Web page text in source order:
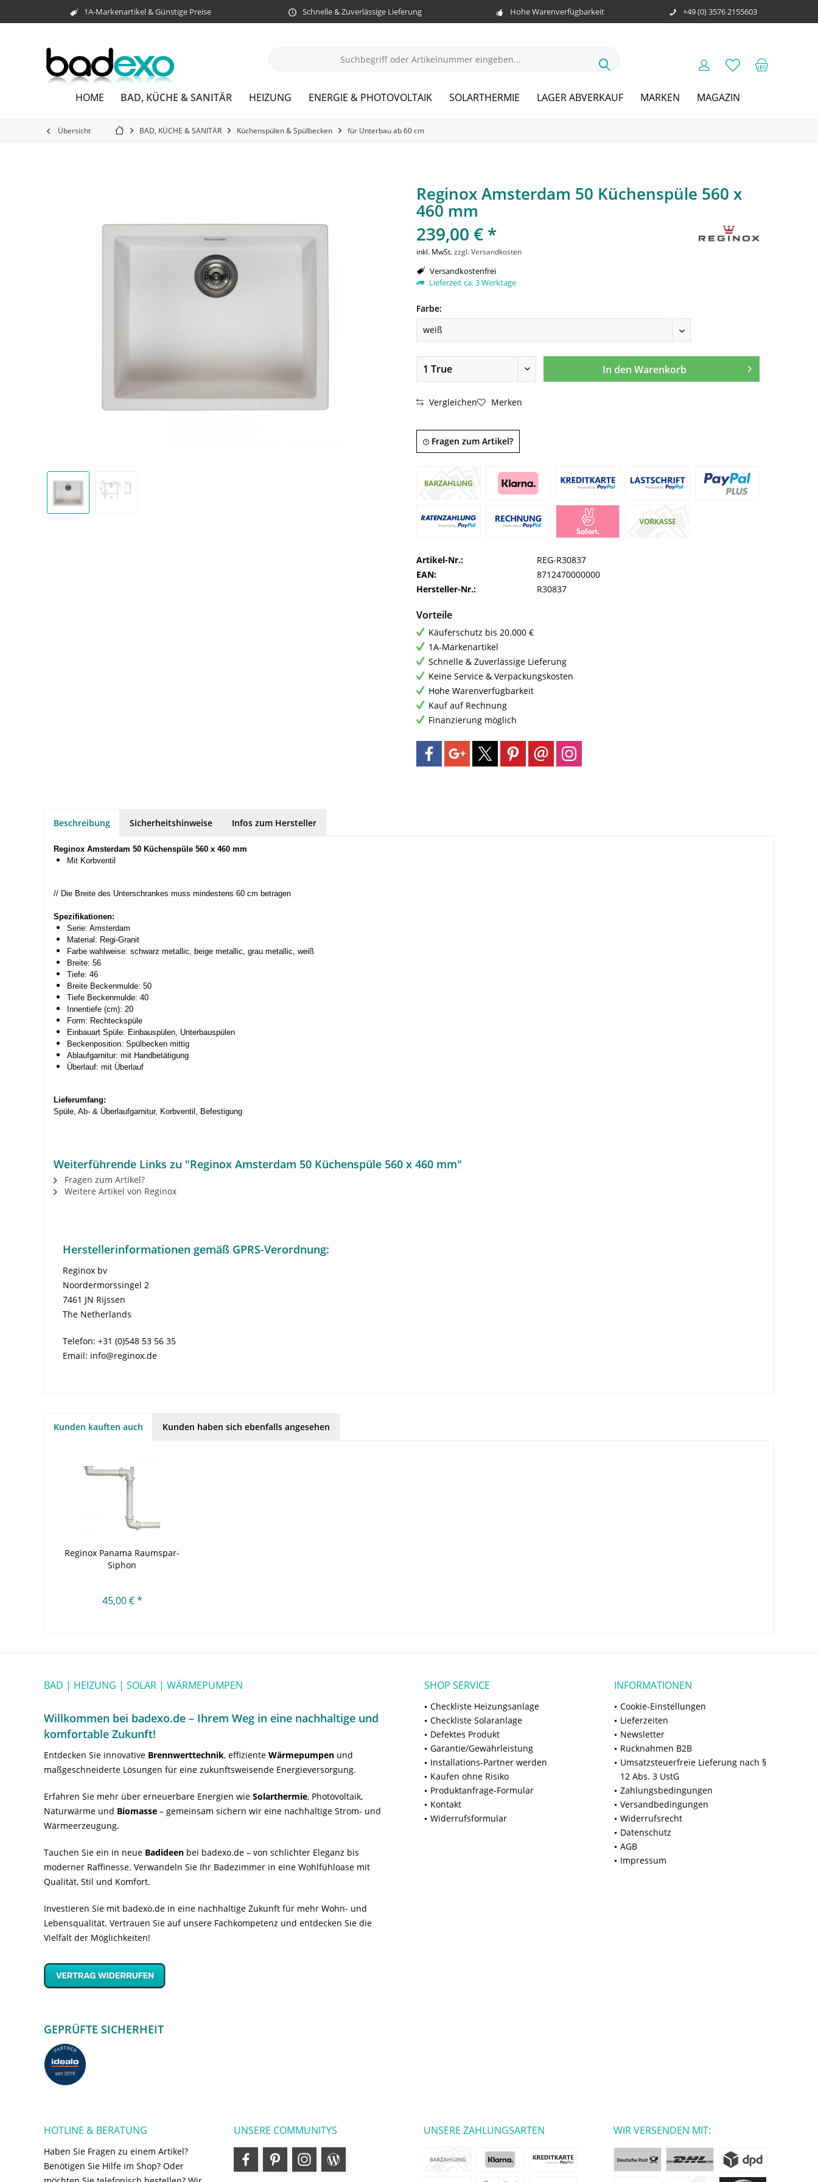
1A-Markenartikel & Günstige Preise Schnelle & Zuverlässige Lieferung Hohe Warenverfügbarkeit +49 (0) 3576 2155603
HOME BAD, KÜCHE & SANITÄR HEIZUNG ENERGIE & PHOTOVOLTAIK SOLARTHERMIE LAGER ABVERKAUF MARKEN MAGAZIN
Übersicht BAD, KÜCHE & SANITÄR Küchenspülen & Spülbecken für Unterbau ab 60 cm
Reginox Amsterdam 50 Küchenspüle 560 x
460 mm
239,00 € *
inkl. MwSt.zzgl. Versandkosten
Versandkostenfrei
Lieferzeit ca. 3 Werktage
Farbe:
In den Warenkorb
Vergleichen Merken
Fragen zum Artikel?
Artikel-Nr.:
REG-R30837
EAN:
8712470000000
Hersteller-Nr.:
R30837
Vorteile
Käuferschutz bis 20.000 €
1A-Markenartikel
Schnelle & Zuverlässige Lieferung
Keine Service & Verpackungskosten
Hohe Warenverfügbarkeit
Kauf auf Rechnung
Finanzierung möglich
Beschreibung Sicherheitshinweise Infos zum Hersteller
Reginox Amsterdam 50 Küchenspüle 560 x 460 mm
Mit Korbventil
// Die Breite des Unterschrankes muss mindestens 60 cm betragen
Spezifikationen:
Serie: Amsterdam
Material: Regi-Granit
Farbe wahlweise: schwarz metallic, beige metallic, grau metallic, weiß
Breite: 56
Tiefe: 46
Breite Beckenmulde: 50
Tiefe Beckenmulde: 40
Innentiefe (cm): 20
Form: Rechteckspüle
Einbauart Spüle: Einbauspülen, Unterbauspülen
Beckenposition: Spülbecken mittig
Ablaufgarnitur: mit Handbetätigung
Überlauf: mit Überlauf
Lieferumfang:
Spüle, Ab- & Überlaufgarnitur, Korbventil, Befestigung
Weiterführende Links zu "Reginox Amsterdam 50 Küchenspüle 560 x 460 mm"
Fragen zum Artikel?
Weitere Artikel von Reginox
Herstellerinformationen gemäß GPRS-Verordnung:
Reginox bv
Noordermorssingel 2
7461 JN Rijssen
The Netherlands
Telefon: +31 (0)548 53 56 35
Email: info@reginox.de
Kunden kauften auch Kunden haben sich ebenfalls angesehen
Reginox Panama Raumspar-
Siphon
45,00 € *
BAD | HEIZUNG | SOLAR | WÄRMEPUMPEN
Willkommen bei badexo.de – Ihrem Weg in eine nachhaltige und
komfortable Zukunft!
Entdecken Sie innovative Brennwerttechnik, effiziente Wärmepumpen und
maßgeschneiderte Lösungen für eine zukunftsweisende Energieversorgung.
Erfahren Sie mehr über erneuerbare Energien wie Solarthermie, Photovoltaik,
Naturwärme und Biomasse – gemeinsam sichern wir eine nachhaltige Strom- und
Wärmeerzeugung.
Tauchen Sie ein in neue Badideen bei badexo.de – von schlichter Eleganz bis
moderner Raffinesse. Verwandeln Sie Ihr Badezimmer in eine Wohlfühloase mit
Qualität, Stil und Komfort.
Investieren Sie mit badexo.de in eine nachhaltige Zukunft für mehr Wohn- und
Lebensqualität. Vertrauen Sie auf unsere Fachkompetenz und entdecken Sie die
Vielfalt der Möglichkeiten!
GEPRÜFTE SICHERHEIT
SHOP SERVICE
Checkliste Heizungsanlage
Checkliste Solaranlage
Defektes Produkt
Garantie/Gewährleistung
Installations-Partner werden
Kaufen ohne Risiko
Produktanfrage-Formular
Kontakt
Widerrufsformular
INFORMATIONEN
Cookie-Einstellungen
Lieferzeiten
Newsletter
Rücknahmen B2B
Umsatzsteuerfreie Lieferung nach §
12 Abs. 3 UstG
Zahlungsbedingungen
Versandbedingungen
Widerrufsrecht
Datenschutz
AGB
Impressum
HOTLINE & BERATUNG
Haben Sie Fragen zu einem Artikel?
Benötigen Sie Hilfe im Shop? Oder
UNSERE COMMUNITYS UNSERE ZAHLUNGSARTEN WIR VERSENDEN MIT: